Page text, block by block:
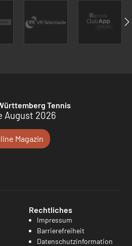
Tennis
August 2026
Magazin
Rechtliches
Impressum
Barrierefreiheit
Datenschutzinformation